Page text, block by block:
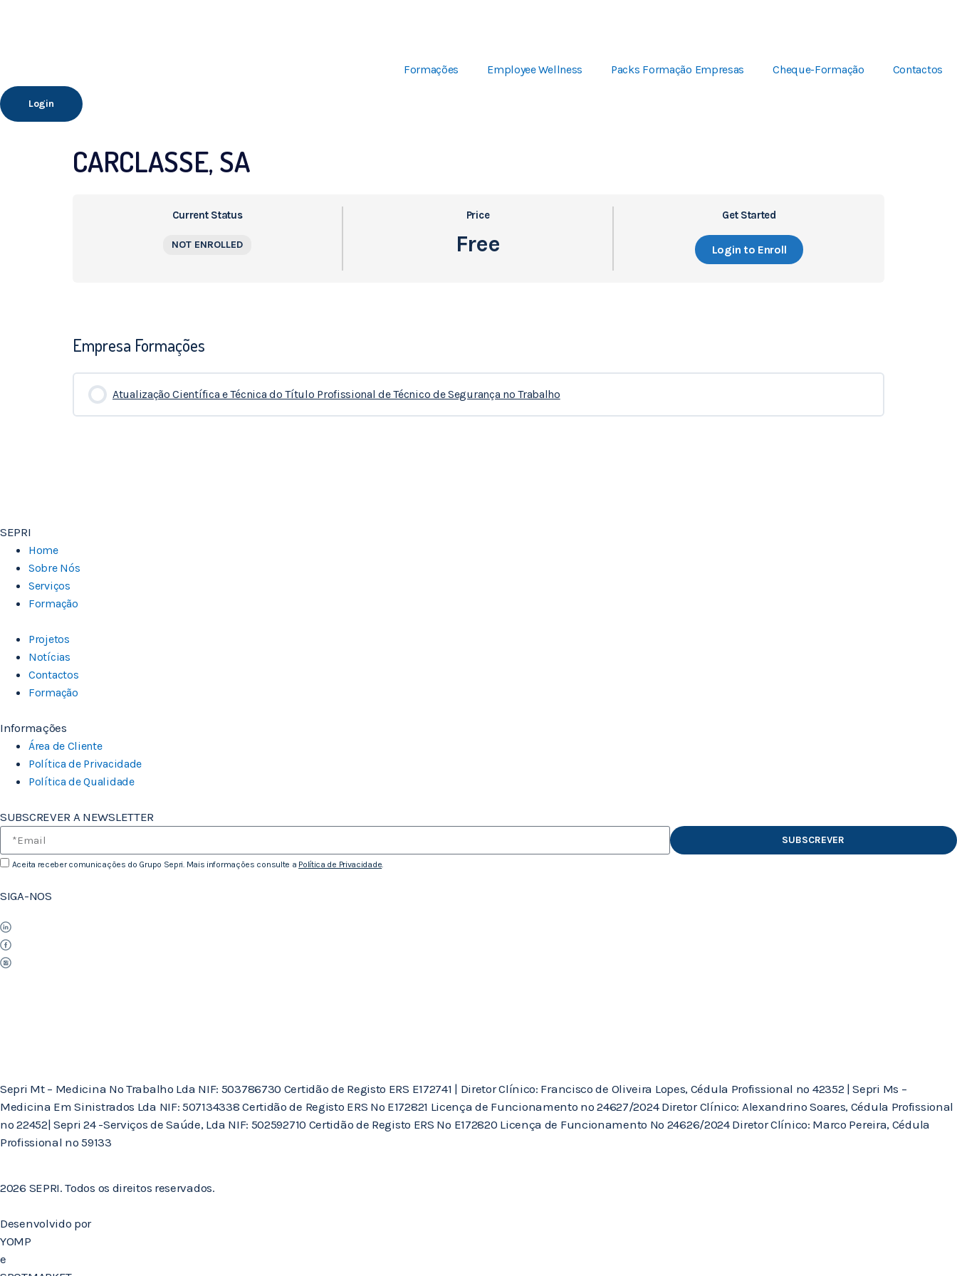
Formações Employee Wellness Packs Formação Empresas Cheque-Formação Contactos
Login
CARCLASSE, SA
Current Status
NOT ENROLLED
Price
Free
Get Started
Login to Enroll
Empresa Formações
Atualização Científica e Técnica do Título Profissional de Técnico de Segurança no Trabalho
0% COMPLETADO 0/0 Etapas
SEPRI
Home
Sobre Nós
Serviços
Formação
Projetos
Notícias
Contactos
Formação
Informações
Área de Cliente
Política de Privacidade
Política de Qualidade
SUBSCREVER A NEWSLETTER
Aceita receber comunicações do Grupo Sepri. Mais informações consulte a Política de Privacidade.
SUBSCREVER
SIGA-NOS
Sepri Mt – Medicina No Trabalho Lda NIF: 503786730 Certidão de Registo ERS E172741 | Diretor Clínico: Francisco de Oliveira Lopes, Cédula Profissional nº 42352 | Sepri Ms –
Medicina Em Sinistrados Lda NIF: 507134338 Certidão de Registo ERS Nº E172821 Licença de Funcionamento nº 24627/2024 Diretor Clínico: Alexandrino Soares, Cédula Profissional
nº 22452| Sepri 24 -Serviços de Saúde, Lda NIF: 502592710 Certidão de Registo ERS Nº E172820 Licença de Funcionamento Nº 24626/2024 Diretor Clínico: Marco Pereira, Cédula
Profissional nº 59133
2026 SEPRI. Todos os direitos reservados.
Desenvolvido por
YOMP
e